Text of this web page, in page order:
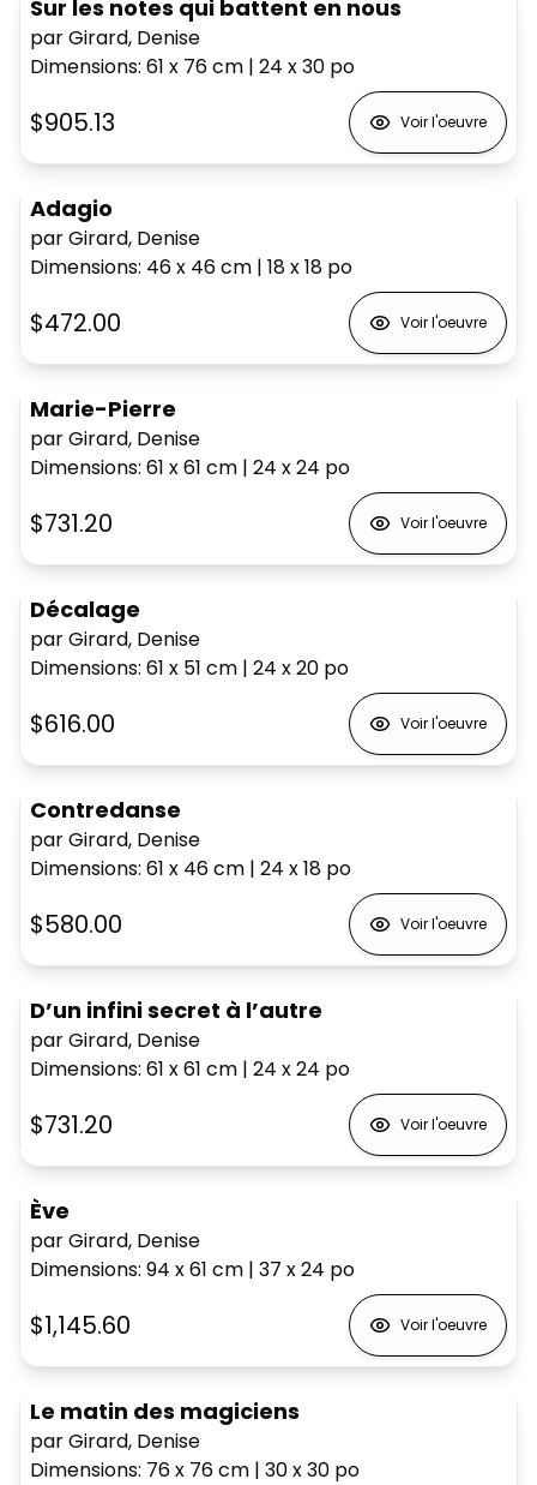
Sur les notes qui battent en nous
par Girard, Denise
Dimensions: 61 x 76cm | 24 x 30 po
$905.13 Voir l'oeuvre
Adagio
par Girard, Denise
Dimensions: 46 x 46cm | 18 x 18 po
$472.00 Voir l'oeuvre
Marie-Pierre
par Girard, Denise
Dimensions: 61 x 61 cm | 24 x 24 po
$731.20 Voir l'oeuvre
Décalage
par Girard, Denise
Dimensions: 61 x 51 cm | 24 x 20 po
$616.00 Voir l'oeuvre
Contredanse
par Girard, Denise
Dimensions: 61 x 46cm | 24 x 18 po
$580.00 Voir l'oeuvre
D’un infini secret à l’autre
par Girard, Denise
Dimensions: 61 x 61 cm | 24 x 24 po
$731.20 Voir l'oeuvre
Ève
par Girard, Denise
Dimensions: 94 x 61 cm | 37 x 24 po
$1,145.60 Voir l'oeuvre
Le matin des magiciens
par Girard, Denise
Dimensions: 76 x 76cm | 30 x 30 po